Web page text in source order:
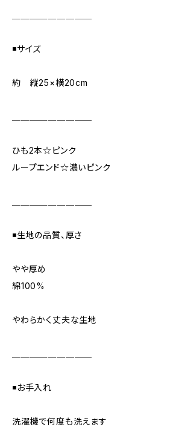
◾️サイズ
約 縦25×横20cm
ひも2本☆ピンク
ループエンド☆濃いピンク
◾️生地の品質、厚さ
やや厚め
綿100%
やわらかく丈夫な生地
◾️お手入れ
洗濯機で何度も洗えます